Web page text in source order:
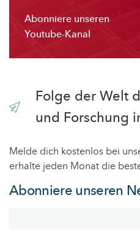
Abonniere unseren
Youtube-Kanal
Folge der Welt
und Forschung
Melde dich kostenlos bei
erhalte jeden Monat die
Abonniere unseren